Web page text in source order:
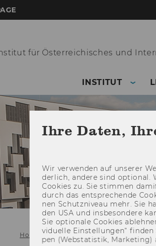
für Österreichisches und
INSTITUT
Home Service Galerie 2008
Ihre Daten,
Wir ver­wen­den auf un­se­rer
der­lich, an­de­re sind op­tio­nal.
Coo­kies zu. Sie stim­men
durch das ent­spre­chen­de
nen Schutz­ni­veau mehr. Sie
den USA und ins­be­son­de­re
Sie op­tio­na­le Coo­kies
vi­du­el­le Ein­stel­lun­gen“
pen (Web­sta­tis­tik, Mar­ke­ting)